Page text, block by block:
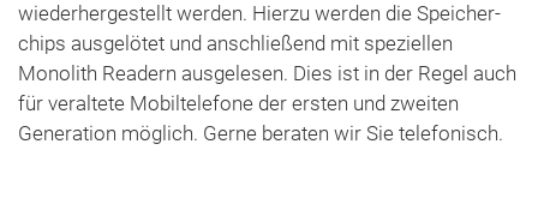
wiederhergestellt werden. Hierzu werden die Speicher­
chips aus­gelötet und anschließend mit speziellen
Monolith Readern aus­gelesen. Dies ist in der Regel auch
für veraltete Mobil­telefone der ersten und zweiten
Generation möglich. Gerne beraten wir Sie telefonisch.